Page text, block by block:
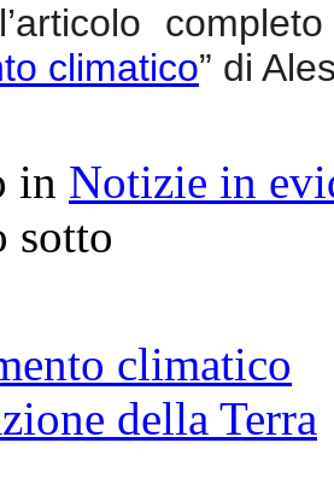
climatico” di
in Notizie in
sotto
climatico
della Terra